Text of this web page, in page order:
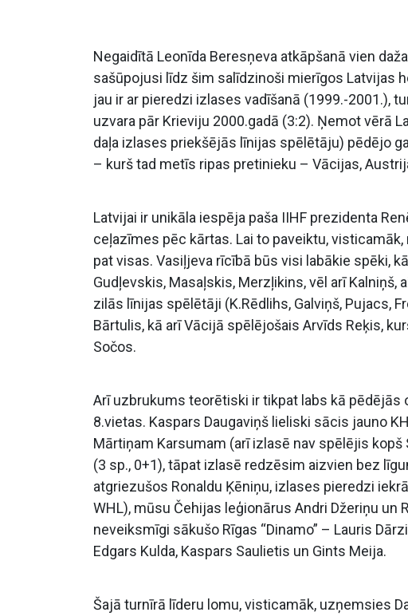
Negaidītā Leonīda Beresņeva atkāpšanā vien
sašūpojusi līdz šim salīdzinoši mierīgos Latvijas
jau ir ar pieredzi izlases vadīšanā (1999.-2001.),
uzvara pār Krieviju 2000.gadā (3:2). Ņemot vērā
daļa izlases priekšējās līnijas spēlētāju) pēdējo
– kurš tad metīs ripas pretinieku – Vācijas,
Latvijai ir unikāla iespēja paša IIHF prezidenta
ceļazīmes pēc kārtas. Lai to paveiktu,
pat visas. Vasiļjeva rīcībā būs visi labākie spēki,
Gudļevskis, Masaļskis, Merzļikins, vēl arī
zilās līnijas spēlētāji (K.Rēdlihs, Galviņš, Pujacs,
Bārtulis, kā arī Vācijā spēlējošais Arvīds Reķis,
Sočos.
Arī uzbrukums teorētiski ir tikpat labs kā
8.vietas. Kaspars Daugaviņš lieliski sācis jauno
Mārtiņam Karsumam (arī izlasē nav spēlējis
(3 sp., 0+1), tāpat izlasē redzēsim aizvien bez
atgriezušos Ronaldu Ķēniņu, izlases pieredzi
WHL), mūsu Čehijas leģionārus Andri Džeriņu
neveiksmīgi sākušo Rīgas “Dinamo” – Lauris
Edgars Kulda, Kaspars Saulietis un Gints Meija.
Šajā turnīrā līderu lomu, visticamāk, uzņemsies